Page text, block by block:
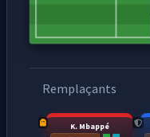
Remplaçants
K. Mbappé